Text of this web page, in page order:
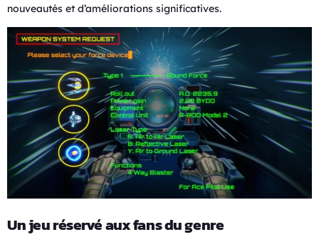
nouveautés et d’améliorations significatives.
Un jeu réservé aux fans du genre